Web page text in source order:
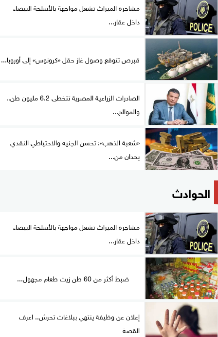
مشاجرة الميراث تشعل مواجهة بالأسلحة البيضاء
داخل عقار...
قبرص تتوقع وصول غاز حقل «كرونوس» إلى أوروبا...
الصادرات الزراعية المصرية تتخطى 6.2 مليون طن..
والموالح...
«شعبة الذهب»: تحسن الجنيه والاحتياطي النقدي
يحدان من...
الحوادث
مشاجرة الميراث تشعل مواجهة بالأسلحة البيضاء
داخل عقار...
ضبط أكثر من 60 طن زيت طعام مجهول...
إعلان عن وظيفة ينتهي ببلاغات تحرش.. اعرف
القصة